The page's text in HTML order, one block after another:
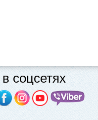
соцсетях